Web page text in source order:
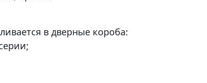
в дверные короба: